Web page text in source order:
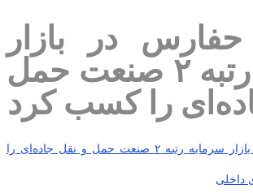
در بازار
سرمایه رتبه ۲ صنعت حمل
را کسب کرد
داخلی